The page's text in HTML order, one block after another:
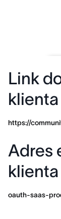
Link
https://
Adres
oauth-saas-